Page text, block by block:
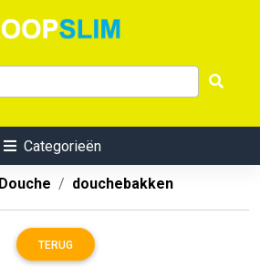
Categorieën
Douche douchebakken
TERUG